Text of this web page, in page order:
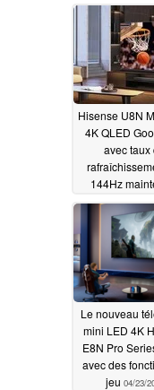
Hisense U8N
4K QLED
avec taux
144Hz
disponible
Le nouveau
mini LED 4K
E8N Pro
avec des
jeu 04/23/